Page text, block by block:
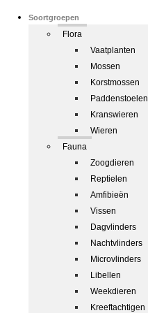
Soortgroepen
Flora
Vaatplanten
Mossen
Korstmossen
Paddenstoelen
Kranswieren
Wieren
Fauna
Zoogdieren
Reptielen
Amfibieën
Vissen
Dagvlinders
Nachtvlinders
Microvlinders
Libellen
Weekdieren
Kreeftachtigen